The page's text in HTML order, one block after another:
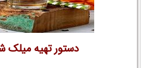
دستور تهیه میلک